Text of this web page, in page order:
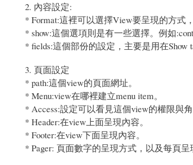
2. 內容設定:
* Format:這裡可以選擇View要呈現的方式
* show:這個選項則是有一些選擇。例如
* fields:這個部份的設定，主要是用在Show
3. 頁面設定
* path:這個view的頁面網址。
* Menu:view在哪裡建立menu item。
* Access:設定可以看見這個view的權限與角
* Header:在view上面呈現內容。
* Footer:在view下面呈現內容。
* Pager: 頁面數字的呈現方式，以及每頁呈